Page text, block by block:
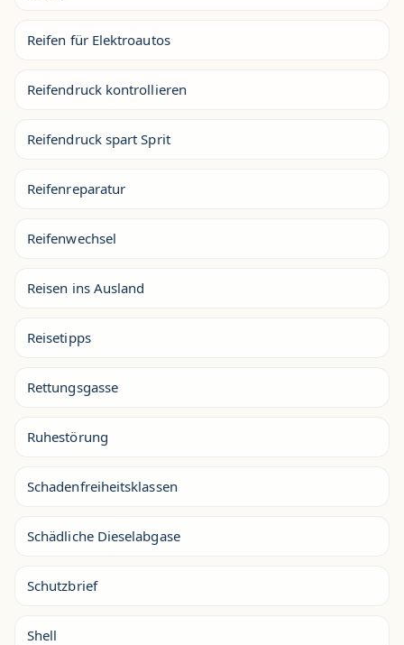
Reifen für Elektroautos
Reifendruck kontrollieren
Reifendruck spart Sprit
Reifenreparatur
Reifenwechsel
Reisen ins Ausland
Reisetipps
Rettungsgasse
Ruhestörung
Schadenfreiheitsklassen
Schädliche Dieselabgase
Schutzbrief
Shell